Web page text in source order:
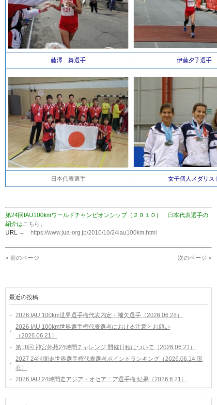
藤澤 舞選手 伊藤夕子選手
日本代表選手 女子個人メダリス
第24回IAU100kmワールドチャンピオンシップ（２０１０） 日本代表選手の
紹介はこちら 。
URL →
https://www.jua-org.jp/2010/10/24iau100km.html
« 前のページ 次のページ »
最近の投稿
2026 IAU 100km世界選手権代表内定・補欠選手（2026.06.28）
2026 IAU 100km世界選手権代表選考における注意とお願い
（2026.06.21）
第18回 神宮外苑24時間チャレンジ 開催日程について（2026.06.21）
2027 24時間走世界選手権代表選考ポイントランキング（2026.06.14 現
在）
2026 IAU 24時間走アジア・オセアニア選手権 結果（2026.6.21）